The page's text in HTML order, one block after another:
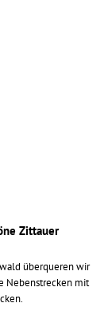
Zittauer
überqueren wir
Nebenstrecken mit